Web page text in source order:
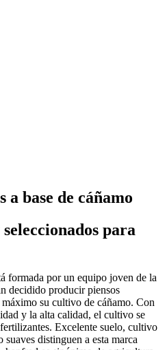
base de cáñamo
para
formada por un equipo joven de la
decidido producir piensos
su cultivo de cáñamo. Con
y la alta calidad, el cultivo se
Excelente suelo, cultivo
suaves distinguen a esta marca